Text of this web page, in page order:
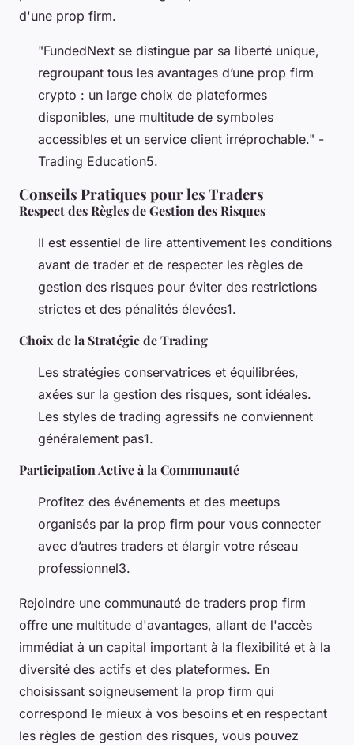
d'une prop firm.
"FundedNext se distingue par sa liberté unique,
regroupant tous les avantages d’une prop firm
crypto : un large choix de plateformes
disponibles, une multitude de symboles
accessibles et un service client irréprochable." -
Trading Education5.
Conseils Pratiques pour les Traders
Respect des Règles de Gestion des Risques
Il est essentiel de lire attentivement les conditions
avant de trader et de respecter les règles de
gestion des risques pour éviter des restrictions
strictes et des pénalités élevées1.
Choix de la Stratégie de Trading
Les stratégies conservatrices et équilibrées,
axées sur la gestion des risques, sont idéales.
Les styles de trading agressifs ne conviennent
généralement pas1.
Participation Active à la Communauté
Profitez des événements et des meetups
organisés par la prop firm pour vous connecter
avec d’autres traders et élargir votre réseau
professionnel3.
Rejoindre une communauté de traders prop firm
offre une multitude d'avantages, allant de l'accès
immédiat à un capital important à la flexibilité et à la
diversité des actifs et des plateformes. En
choisissant soigneusement la prop firm qui
correspond le mieux à vos besoins et en respectant
les règles de gestion des risques, vous pouvez